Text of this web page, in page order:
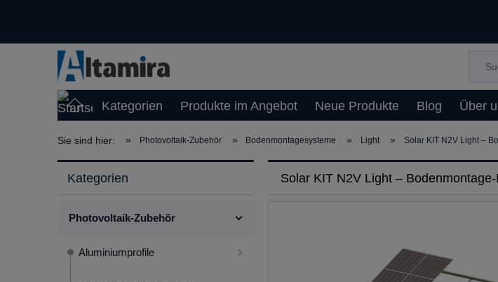
Kategorien Produkte im Angebot Neue Produkte Blog Über
Sie sind hier: » Photovoltaik-Zubehör » Bodenmontagesysteme » Light » Solar KIT N2V Light –
Kategorien
Photovoltaik-Zubehör
Aluminiumprofile
Solar KIT N2V Light –